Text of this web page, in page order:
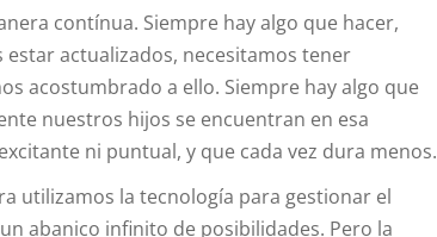
contínua. Siempre hay algo que hacer,
actualizados, necesitamos tener
acostumbrado a ello. Siempre hay algo que
nuestros hijos se encuentran en esa
ni puntual, y que cada vez dura menos.
utilizamos la tecnología para gestionar el
abanico infinito de posibilidades. Pero la